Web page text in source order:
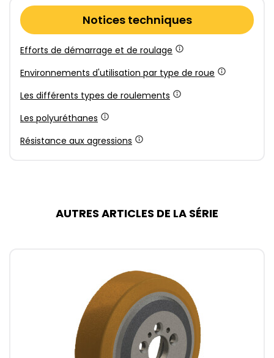
Notices techniques
Efforts de démarrage et de roulage
Environnements d'utilisation par type de roue
Les différents types de roulements
Les polyuréthanes
Résistance aux agressions
AUTRES ARTICLES DE LA SÉRIE